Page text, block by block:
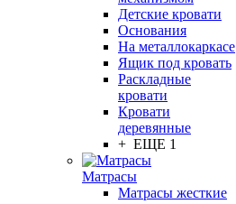
Детские кровати
Основания
На металлокаркасе
Ящик под кровать
Раскладные
кровати
Кровати
деревянные
+ ЕЩЕ 1
Матрасы
Матрасы жесткие